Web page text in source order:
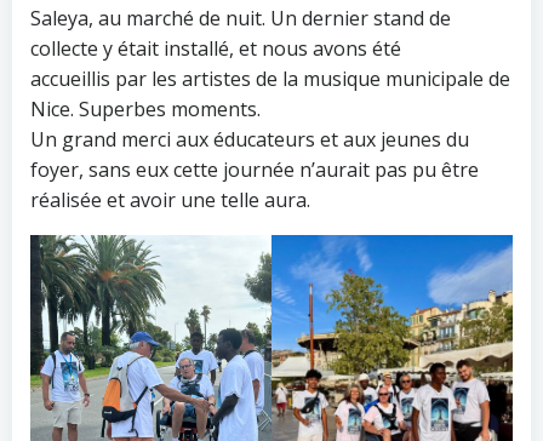
Saleya, au marché de nuit. Un dernier stand de
collecte y était installé, et nous avons été
accueillis par les artistes de la musique municipale de
Nice. Superbes moments.
Un grand merci aux éducateurs et aux jeunes du
foyer, sans eux cette journée n’aurait pas pu être
réalisée et avoir une telle aura.